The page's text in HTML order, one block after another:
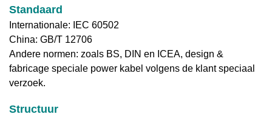
Standaard
Internationale: IEC 60502
China: GB/T 12706
Andere normen: zoals BS, DIN en ICEA, design &
fabricage speciale power kabel volgens de klant speciaal
verzoek.
Structuur